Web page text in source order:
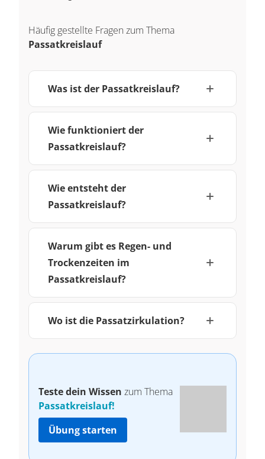
Häufig gestellte Fragen zum Thema
Passatkreislauf
Was ist der Passatkreislauf?
Wie funktioniert der
Passatkreislauf?
Wie entsteht der
Passatkreislauf?
Warum gibt es Regen- und
Trockenzeiten im
Passatkreislauf?
Wo ist die Passatzirkulation?
Teste dein Wissen zum Thema
Passatkreislauf!
Übung starten